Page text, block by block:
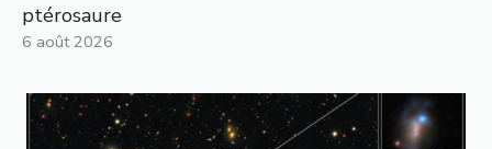
ptérosaure
6 août 2026